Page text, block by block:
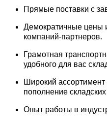
Прямые поставки c
Демократичные цены
компаний-партнеров.
Грамотная
удобного для вас
Широкий
пополнение складских
Опыт работы в